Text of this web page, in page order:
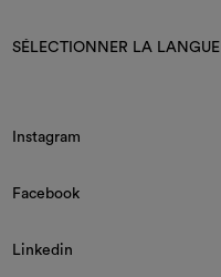
SÉLECTIONNER LA LANGUE
Instagram
Facebook
Linkedin